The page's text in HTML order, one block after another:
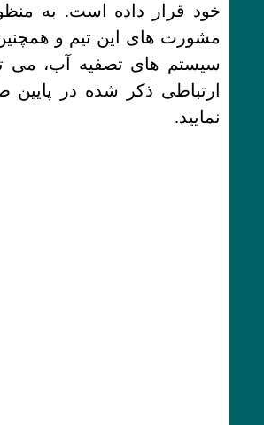
خود قرار داده است. به
مشورت های این تیم و
سیستم های تصفیه آب، می
ارتباطی ذکر شده در پایین
نمایید.